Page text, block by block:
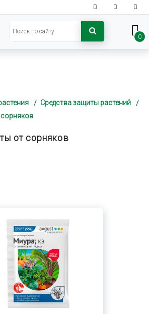
0
Средства защиты растений
от сорняков